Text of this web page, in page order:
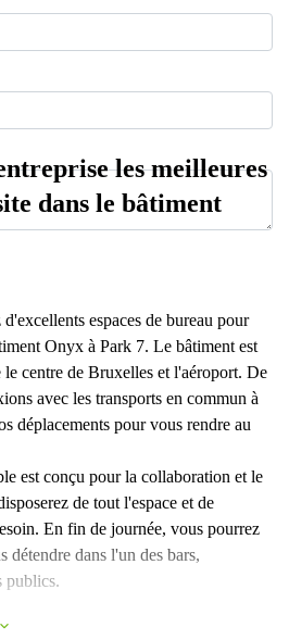
les meilleures
dans le bâtiment
espaces de bureau pour
Onyx à Park 7. Le bâtiment est
le centre de Bruxelles et l'aéroport. De
avec les transports en commun à
déplacements pour vous rendre au
est conçu pour la collaboration et le
de tout l'espace et de
En fin de journée, vous pourrez
détendre dans l'un des bars,
publics.